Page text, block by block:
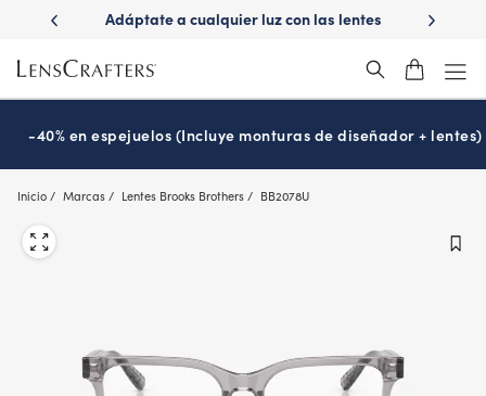
main
content
con las lentes
¿Es hora de tu examen de la vista?
-40% en espejuelos (Incluye monturas de diseñador + lentes)
Inicio Marcas Lentes Brooks Brothers BB2078U